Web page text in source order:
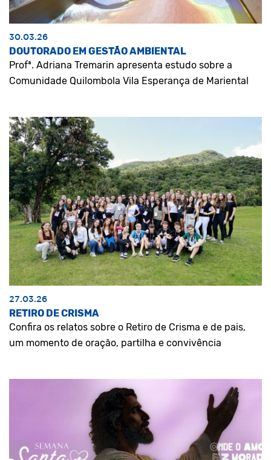
30.03.26
DOUTORADO EM GESTÃO AMBIENTAL
Profª. Adriana Tremarin apresenta estudo sobre a
Comunidade Quilombola Vila Esperança de Mariental
27.03.26
RETIRO DE CRISMA
Confira os relatos sobre o Retiro de Crisma e de pais,
um momento de oração, partilha e convivência